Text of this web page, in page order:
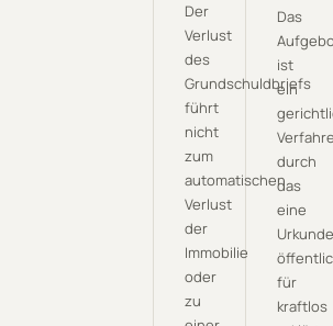
Der
Verlust
des
Grundschuldbriefs
führt
nicht
zum
automatischen
Verlust
der
Immobilie
oder
zu
Das
ist
ein
durch
das
eine
Urkunde
für
kraftlos